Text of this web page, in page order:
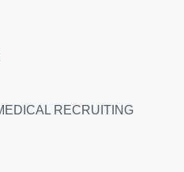
RECRUITING